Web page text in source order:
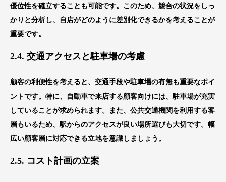
優位性を確立することも可能です。このため、競合の状況をしっ
かりと分析し、自店がどのように差別化できるかを考えることが
重要です。
2.4. 交通アクセスと駐車場の考慮
顧客の利便性を考えると、交通手段や駐車場の有無も重要なポイ
ントです。特に、自動車で来店する顧客向けには、駐車場が充実
していることが求められます。また、公共交通機関を利用する客
層もいるため、駅からのアクセスが良い場所選びも大切です。幅
広い顧客層に対応できる立地を意識しましょう。
2.5. コスト計画の立案